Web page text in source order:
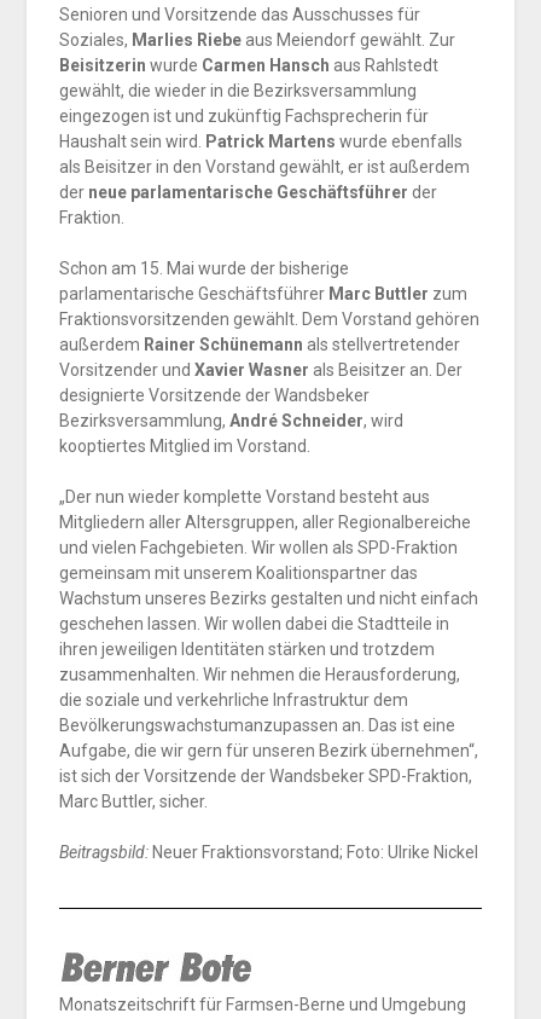
Senioren und Vorsitzende das Ausschusses für
Soziales, Marlies Riebeaus Meiendorf gewählt. Zur
Beisitzerin wurde Carmen Hansch aus Rahlstedt
gewählt, die wieder in die Bezirksversammlung
eingezogen ist und zukünftig Fachsprecherin für
Haushalt sein wird.
Patrick Martens wurde ebenfalls
als Beisitzer in den Vorstand gewählt, er ist außerdem
der neue parlamentarische Geschäftsführer der
Fraktion.
Schon am 15. Mai wurde der bisherige
parlamentarische Geschäftsführer Marc Buttler zum
Fraktionsvorsitzenden gewählt. Dem Vorstand gehören
außerdem Rainer Schünemann als stellvertretender
Vorsitzender und Xavier Wasner als Beisitzer an. Der
designierte Vorsitzende der Wandsbeker
Bezirksversammlung, André Schneider, wird
kooptiertes Mitglied im Vorstand.
„Der nun wieder komplette Vorstand besteht aus
Mitgliedern aller Altersgruppen, aller Regionalbereiche
und vielen Fachgebieten. Wir wollen als SPD-Fraktion
gemeinsam mit unserem Koalitionspartner das
Wachstum unseres Bezirks gestalten und nicht einfach
geschehen lassen. Wir wollen dabei die Stadtteile in
ihren jeweiligen Identitäten stärken und trotzdem
zusammenhalten. Wir nehmen die Herausforderung,
die soziale und verkehrliche Infrastruktur dem
Bevölkerungswachstumanzupassen an. Das ist eine
Aufgabe, die wir gern für unseren Bezirk übernehmen“,
ist sich der Vorsitzende der Wandsbeker SPD-Fraktion,
Marc Buttler, sicher.
Beitragsbild:Neuer Fraktionsvorstand; Foto: Ulrike Nickel
Monatszeitschrift für Farmsen-Berne und Umgebung